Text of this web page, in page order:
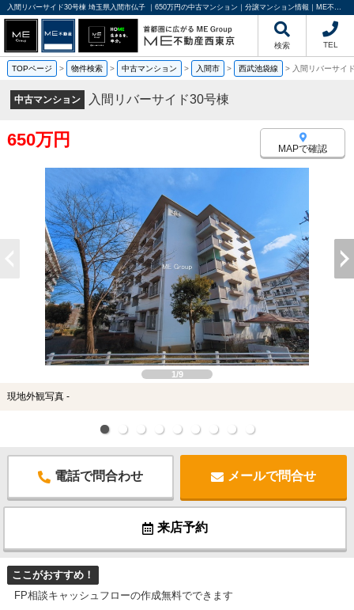
入間リバーサイド30号棟 埼玉県入間市仏子 ｜650万円の中古マンション｜分譲マンション情報｜ME不動産西東京
検索 TEL
TOPページ > 物件検索 > 中古マンション > 入間市 > 西武池袋線 > 入間リバーサイ
中古マンション 入間リバーサイド30号棟
650万円 MAPで確認
1/9
現地外観写真 -
電話で問合わせ メールで問合せ
来店予約
ここがおすすめ！
FP相談キャッシュフローの作成無料でできます